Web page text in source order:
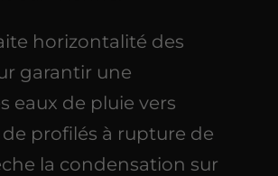
horizontalité des
garantir une
eaux de pluie vers
profilés à rupture de
la condensation sur